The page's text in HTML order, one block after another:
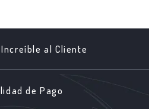
al Cliente
de Pago